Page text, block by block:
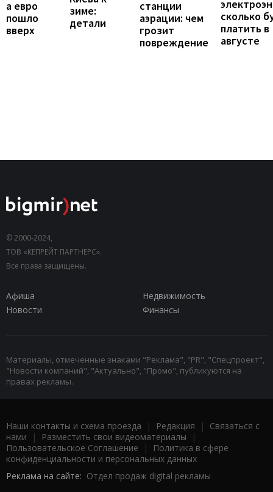
а евро
пошло
вверх
зиме:
детали
станции
аэрации: чем
грозит
повреждение
сколько
платить в
августе
© 2000-2024,
ТОВ «КЕПРЕЙТ ПАРТНЕРС».
Все права защищены.
Афиша
Недвижимость
Новости
Финансы
Материалы, отмеченные знаками "Реклама", "PR", "Спецпроект",
"Новости компаний", "Актуально", "Промо", публикуются на
правах рекламы.
Наши контакты и схема проезда | Редакция | Связаться с
нами | Разместить свои видеоматериалы |
Пользовательское Соглашение |
Политика в сфере
конфиденциальности и персональных данных
Реклама на сайте: Отдел продаж digital рекламы